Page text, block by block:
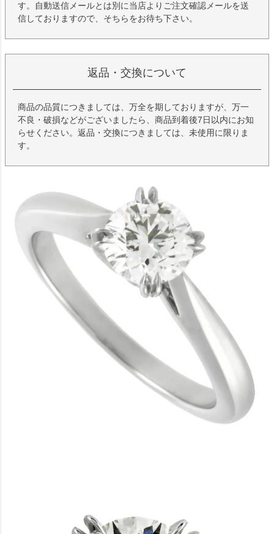
す。自動送信メールとは別に当店よりご注文確認メールを送
信しておりますので、そちらをお待ち下さい。
返品・交換について
商品の品質につきましては、万全を期しておりますが、万一
不良・破損などがございましたら、商品到着後7日以内にお知
らせください。返品・交換につきましては、未使用に限りま
す。